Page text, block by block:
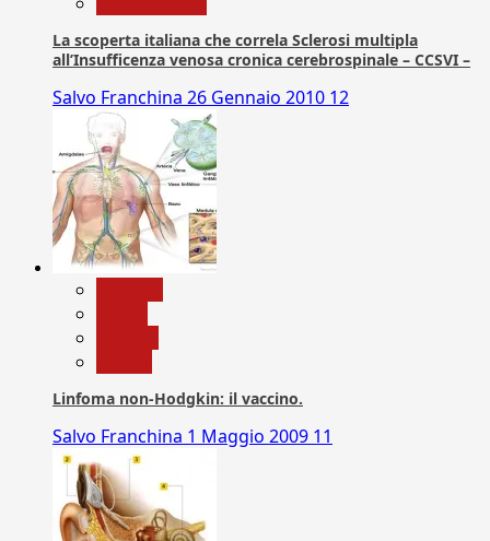
La scoperta italiana che correla Sclerosi multipla
all’Insufficenza venosa cronica cerebrospinale – CCSVI –
Salvo Franchina 26 Gennaio 2010 12
Linfoma non-Hodgkin: il vaccino.
Salvo Franchina 1 Maggio 2009 11